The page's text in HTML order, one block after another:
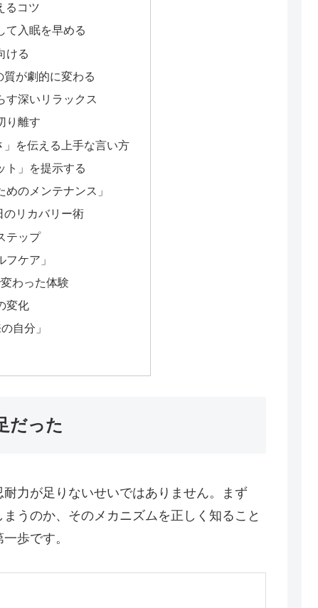
るコツ
て入眠を早める
ける
が劇的に変わる
す深いリラックス
り離す
を伝える上手な言い方
ト」を提示する
めのメンテナンス」
のリカバリー術
テップ
ケア」
わった体験
変化
自分」
だった
力が足りないせいではありません。まず
うのか、そのメカニズムを正しく知ること
歩です。